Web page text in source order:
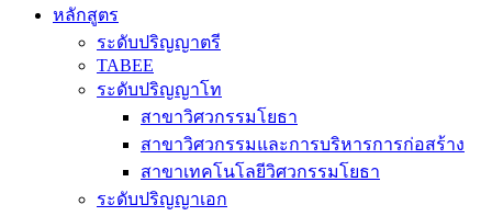
หลักสูตร
ระดับปริญญาตรี
TABEE
ระดับปริญญาโท
สาขาวิศวกรรมโยธา
สาขาวิศวกรรมและการบริหารการก่อสร้าง
สาขาเทคโนโลยีวิศวกรรมโยธา
ระดับปริญญาเอก